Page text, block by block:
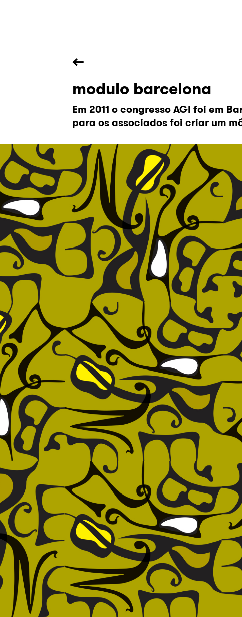
←
modulo barcelona
Em 2011 o congresso AGI foi em
para os associados foi criar um